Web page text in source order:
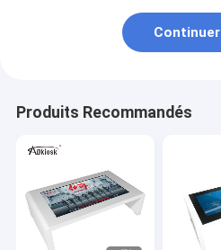
Continuer
Produits Recommandés